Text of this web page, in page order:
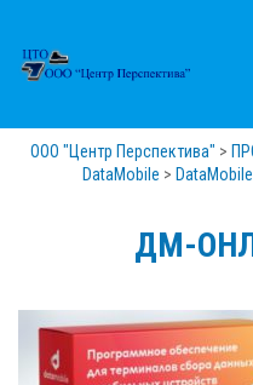
ООО "Центр Перспектива" >
DataMobile >
ДМ-